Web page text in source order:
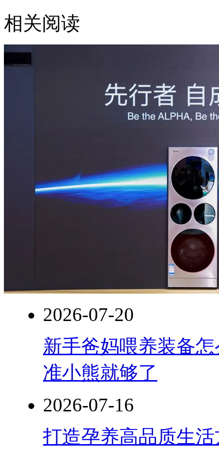
相关阅读
2026-07-20
新手爸妈喂养装备
准小熊就够了
2026-07-16
打造孕养高品质生